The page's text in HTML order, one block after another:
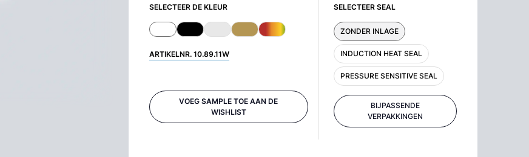
SELECTEER SEAL
ZONDER INLAGE
INDUCTION HEAT SEAL
PRESSURE SENSITIVE SEAL
BIJPASSENDE
VERPAKKINGEN
SELECTEER DE KLEUR
ARTIKELNR. 10.89.11W
VOEG SAMPLE TOE AAN DE
WISHLIST